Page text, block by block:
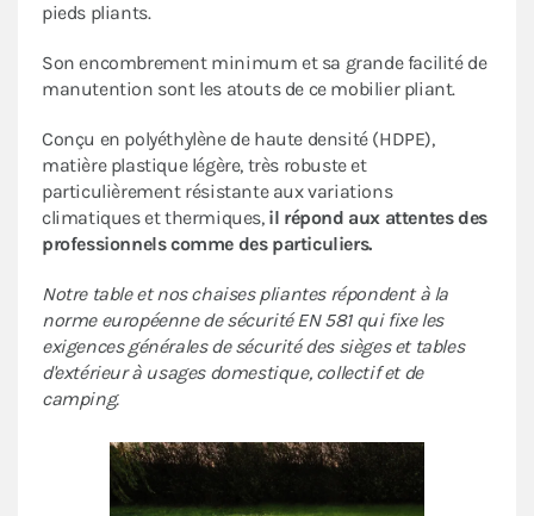
pieds pliants.
Son encombrement minimum et sa grande facilité de
manutention sont les atouts de ce mobilier pliant.
Conçu en polyéthylène de haute densité (HDPE),
matière plastique légère, très robuste et
particulièrement résistante aux variations
climatiques et thermiques, il répond aux attentes des
professionnels comme des particuliers.
Notre table et nos chaises pliantes répondent à la
norme européenne de sécurité EN 581 qui fixe les
exigences générales de sécurité des sièges et tables
d'extérieur à usages domestique, collectif et de
camping.